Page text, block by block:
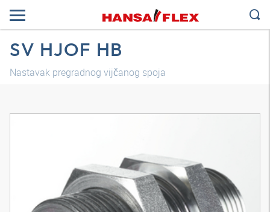
SV HJOF HB
Nastavak pregradnog vijčanog spoja